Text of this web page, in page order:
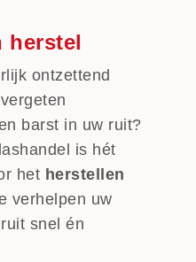
herstel
ontzettend
barst in uw ruit?
is hét
het herstellen
verhelpen uw
snel én